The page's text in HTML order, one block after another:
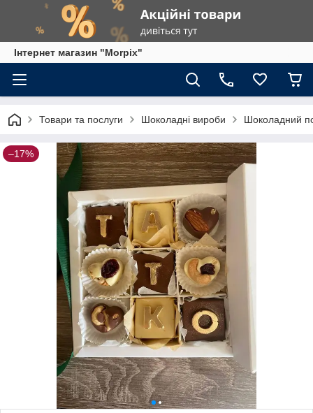
Інтернет магазин "Morpix"
Товари та послуги Шоколадні вироби Шоколадний
–17%